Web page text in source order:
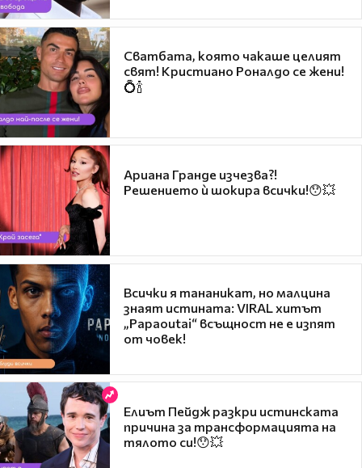
Сватбата, която чакаше целият
свят! Кристиано Роналдо се жени!
💍🍾
Ариана Гранде изчезва?!
Решението ѝ шокира всички!😯💥
Всички я тананикат, но малцина
знаят истината: VIRAL хитът
„Papaoutai“ всъщност не е изпят
от човек!
Елиът Пейдж разкри истинската
причина за трансформацията на
тялото си!😯💥